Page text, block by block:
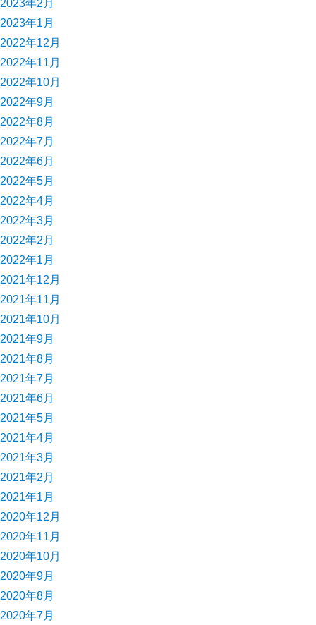
2023年2月
2023年1月
2022年12月
2022年11月
2022年10月
2022年9月
2022年8月
2022年7月
2022年6月
2022年5月
2022年4月
2022年3月
2022年2月
2022年1月
2021年12月
2021年11月
2021年10月
2021年9月
2021年8月
2021年7月
2021年6月
2021年5月
2021年4月
2021年3月
2021年2月
2021年1月
2020年12月
2020年11月
2020年10月
2020年9月
2020年8月
2020年7月